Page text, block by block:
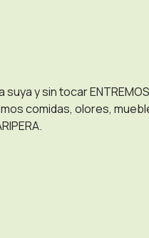
suya y sin tocar
comidas, olores,